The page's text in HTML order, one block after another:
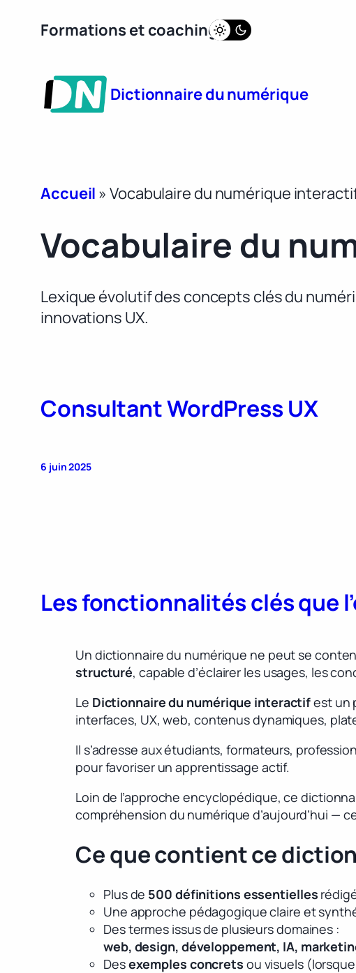
Formations et coaching
Dictionnaire du numérique
Accueil »Vocabulaire du numérique
Vocabulaire du
Lexique évolutif des concepts clés du
innovations UX.
Consultant WordPress UX
6 juin 2025
Les fonctionnalités clés que
Un dictionnaire du numérique ne peut se
structuré, capable d’éclairer les usages, les
Le Dictionnaire du numérique interactifest un
interfaces, UX, web, contenus dynamiques,
Il s’adresse aux étudiants, formateurs,
pour favoriser un apprentissage actif.
Loin de l’approche encyclopédique, ce
compréhension du numérique d’aujourd’hui —
Ce que contient ce
Plus de 500 définitions essentielles
Une approche pédagogique claire et
Des termes issus de plusieurs domaines :
web, design, développement, IA,
Desexemples concrets ou visuels